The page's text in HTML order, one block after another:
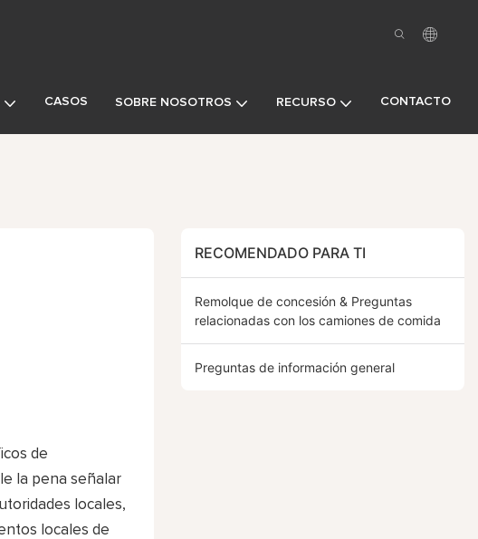
CASOS SOBRE NOSOTROS RECURSO CONTACTO
de
la pena señalar
locales,
locales de
RECOMENDADO PARA TI
Remolque de concesión & Preguntas
relacionadas con los camiones de comida
Preguntas de información general